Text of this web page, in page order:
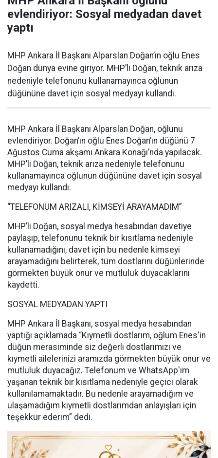
evlendiriyor: Sosyal medyadan davet
yaptı
MHP Ankara İl Başkanı Alparslan Doğan’ın oğlu Enes
Doğan dünya evine giriyor. MHP’li Doğan, teknik arıza
nedeniyle telefonunu kullanamayınca oğlunun
düğününe davet için sosyal medyayı kullandı.
MHP Ankara İl Başkanı Alparslan Doğan, oğlunu
evlendiriyor. Doğan’ın oğlu Enes Doğan’ın düğünü 7
Ağustos Cuma akşamı Ankara Konağı’nda yapılacak.
MHP’li Doğan, teknik arıza nedeniyle telefonunu
kullanamayınca oğlunun düğününe davet için sosyal
medyayı kullandı.
“TELEFONUM ARIZALI, KİMSEYİ ARAYAMADIM”
MHP’li Doğan, sosyal medya hesabından davetiye
paylaşıp, telefonunu teknik bir kısıtlama nedeniyle
kullanamadığını, davet için bu nedenle kimseyi
arayamadığını belirterek, tüm dostlarını düğünlerinde
görmekten büyük onur ve mutluluk duyacaklarını
kaydetti.
SOSYAL MEDYADAN YAPTI
MHP Ankara İl Başkanı, sosyal medya hesabından
yaptığı açıklamada “Kıymetli dostlarım, oğlum Enes'in
düğün merasiminde siz değerli dostlarımızı ve
kıymetli ailelerinizi aramızda görmekten büyük onur ve
mutluluk duyacağız. Telefonum ve WhatsApp'ım
yaşanan teknik bir kısıtlama nedeniyle geçici olarak
kullanılamamaktadır. Bu nedenle arayamadığım ve
ulaşamadığım kıymetli dostlarımdan anlayışları için
teşekkür ederim” dedi.